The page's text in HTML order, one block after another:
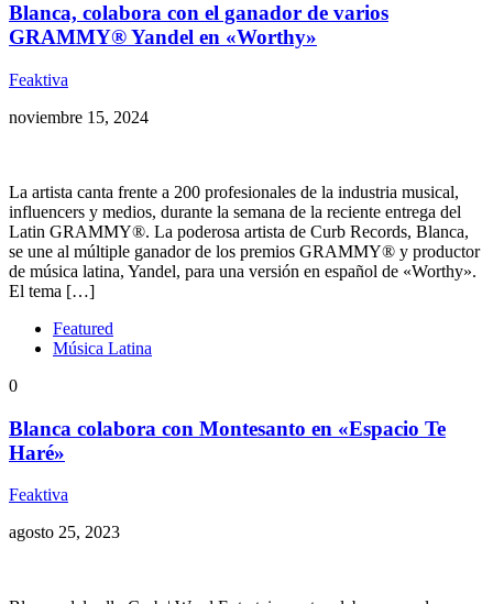
Blanca, colabora con el ganador de varios
GRAMMY® Yandel en «Worthy»
Feaktiva
noviembre 15, 2024
La artista canta frente a 200 profesionales de la industria musical,
influencers y medios, durante la semana de la reciente entrega del
Latin GRAMMY®. La poderosa artista de Curb Records, Blanca,
se une al múltiple ganador de los premios GRAMMY® y productor
de música latina, Yandel, para una versión en español de «Worthy».
El tema […]
Featured
Música Latina
0
Blanca colabora con Montesanto en «Espacio Te
Haré»
Feaktiva
agosto 25, 2023